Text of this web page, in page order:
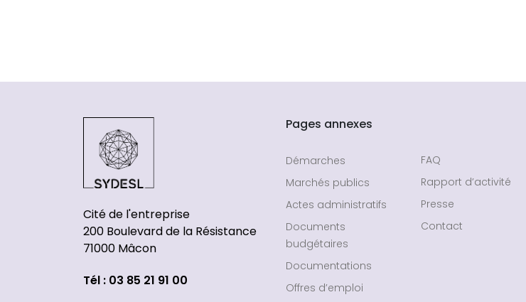
Cité de l'entreprise
200 Boulevard de la Résistance
71000 Mâcon
Tél : 03 85 21 91 00
Pages annexes
Démarches
Marchés publics
Actes administratifs
Documents
budgétaires
Documentations
Offres d’emploi
FAQ
Rapport d’activité
Presse
Contact